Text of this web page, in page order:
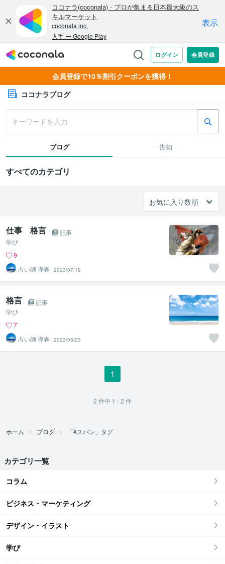
会員登録で10％割引クーポンを獲得！
ココナラブログ
ブログ 告知
すべてのカテゴリ
仕事 格言
記事
学び
9
占い師 導春
2023/07/19
格言
記事
学び
7
占い師 導春
2023/05/23
1
2 件中 1 - 2 件
ホーム ブログ 「#スパン」タグ
カテゴリ一覧
コラム
ビジネス・マーケティング
デザイン・イラスト
学び